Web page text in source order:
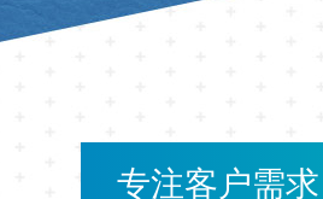
专注客户需